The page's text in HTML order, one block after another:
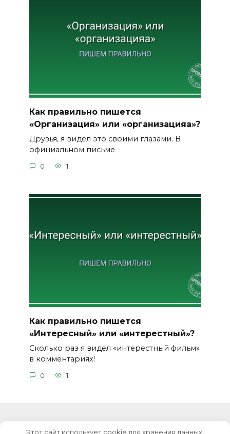
Как правильно пишется
«Организация» или «организацияа»?
Друзья, я видел это своими глазами. В
официальном письме
0 1
Как правильно пишется
«Интересный» или «интерестный»?
Сколько раз я видел «интерестный фильм»
в комментариях!
0 1
Этот сайт использует cookie для хранения данных.